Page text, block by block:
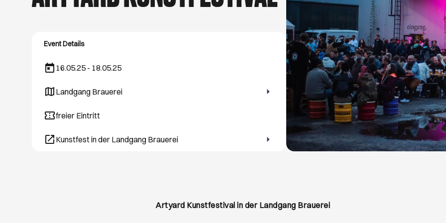
August. Viel Spaß beim Trödeln!
es lieber
darf ein
für Maki,
Event Details
16.05.25 - 18.05.25
Landgang Brauerei
Öffnet ein neues Browser-Tab
freier Eintritt
Kunstfest in der Landgang Brauerei
Öffnet ein neues Browser-Tab
Artyard Kunstfestival in der Landgang Brauerei